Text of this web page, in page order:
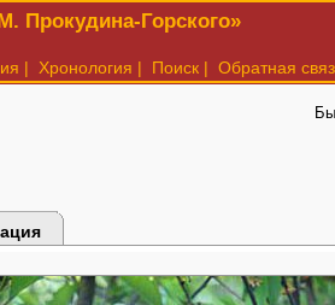
Прокудина-Горского»
| Хронология | Поиск | Обратная